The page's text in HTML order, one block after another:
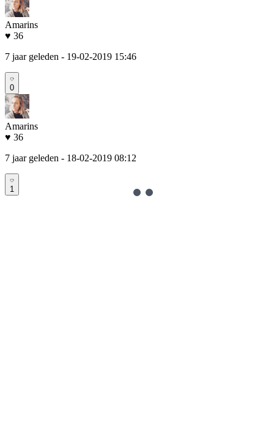
Amarins
♥ 36
7 jaar geleden - 19-02-2019 15:46
0
Amarins
♥ 36
7 jaar geleden - 18-02-2019 08:12
1